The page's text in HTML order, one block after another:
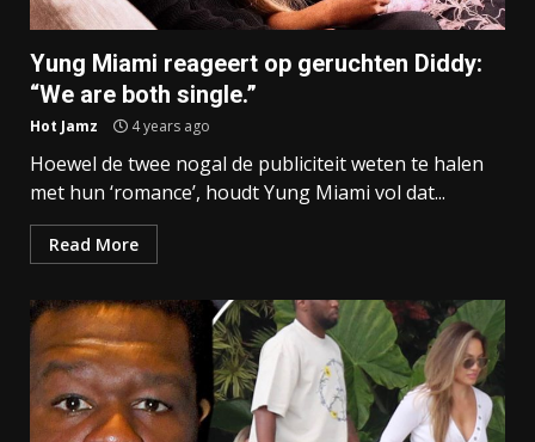
Yung Miami reageert op geruchten Diddy:
“We are both single.”
Hot Jamz 4 years ago
Hoewel de twee nogal de publiciteit weten te halen
met hun ‘romance’, houdt Yung Miami vol dat...
Read More